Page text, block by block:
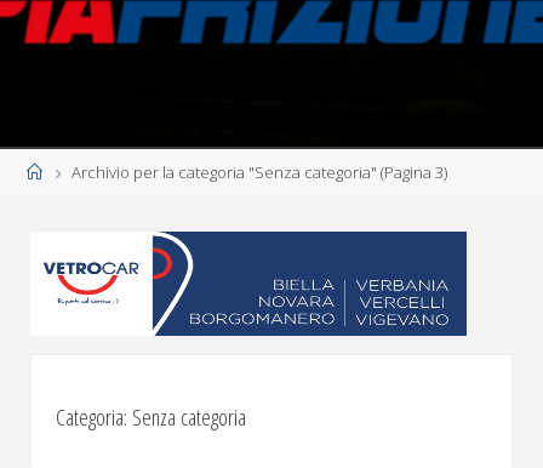
HomeArchivio per la categoria "Senza categoria" (Pagina 3)
Categoria: Senza categoria